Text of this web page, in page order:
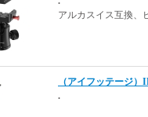
アルカスイス互換、
（アイフッテージ
.